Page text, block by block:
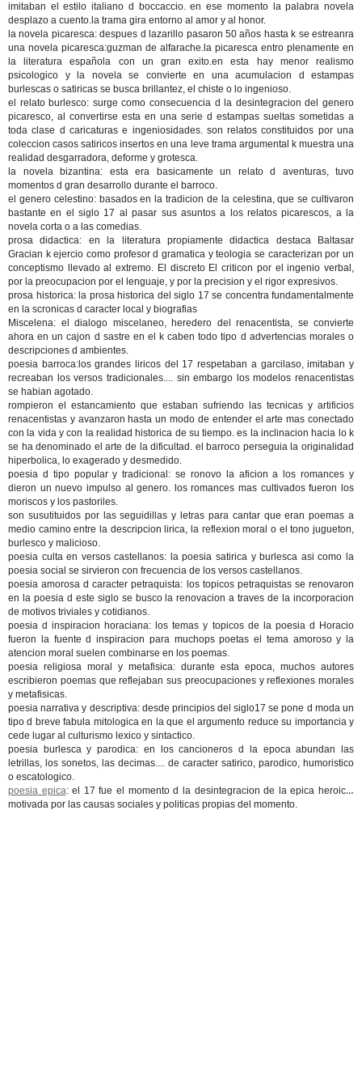
imitaban el estilo italiano d boccaccio. en ese momento la palabra novela
desplazo a cuento.la trama gira entorno al amor y al honor.
la novela picaresca: despues d lazarillo pasaron 50 años hasta k se estreanra
una novela picaresca:guzman de alfarache.la picaresca entro plenamente en
la literatura española con un gran exito.en esta hay menor realismo
psicologico y la novela se convierte en una acumulacion d estampas
burlescas o satiricas se busca brillantez, el chiste o lo ingenioso.
el relato burlesco: surge como consecuencia d la desintegracion del genero
picaresco, al convertirse esta en una serie d estampas sueltas sometidas a
toda clase d caricaturas e ingeniosidades. son relatos constituidos por una
coleccion casos satiricos insertos en una leve trama argumental k muestra una
realidad desgarradora, deforme y grotesca.
la novela bizantina: esta era basicamente un relato d aventuras, tuvo
momentos d gran desarrollo durante el barroco.
el genero celestino: basados en la tradicion de la celestina, que se cultivaron
bastante en el siglo 17 al pasar sus asuntos a los relatos picarescos, a la
novela corta o a las comedias.
prosa didactica: en la literatura propiamente didactica destaca Baltasar
Gracian k ejercio como profesor d gramatica y teologia se caracterizan por un
conceptismo llevado al extremo. El discreto El criticon por el ingenio verbal,
por la preocupacion por el lenguaje, y por la precision y el rigor expresivos.
prosa historica: la prosa historica del siglo 17 se concentra fundamentalmente
en la scronicas d caracter local y biografias
Miscelena: el dialogo miscelaneo, heredero del renacentista, se convierte
ahora en un cajon d sastre en el k caben todo tipo d advertencias morales o
descripciones d ambientes.
poesia barroca:los grandes liricos del 17 respetaban a garcilaso, imitaban y
recreaban los versos tradicionales.... sin embargo los modelos renacentistas
se habian agotado.
rompieron el estancamiento que estaban sufriendo las tecnicas y artificios
renacentistas y avanzaron hasta un modo de entender el arte mas conectado
con la vida y con la realidad historica de su tiempo. es la inclinacion hacia lo k
se ha denominado el arte de la dificultad. el barroco perseguia la originalidad
hiperbolica, lo exagerado y desmedido.
poesia d tipo popular y tradicional: se ronovo la aficion a los romances y
dieron un nuevo impulso al genero. los romances mas cultivados fueron los
moriscos y los pastoriles.
son susutituidos por las seguidillas y letras para cantar que eran poemas a
medio camino entre la descripcion lirica, la reflexion moral o el tono jugueton,
burlesco y malicioso.
poesia culta en versos castellanos: la poesia satirica y burlesca asi como la
poesia social se sirvieron con frecuencia de los versos castellanos.
poesia amorosa d caracter petraquista: los topicos petraquistas se renovaron
en la poesia d este siglo se busco la renovacion a traves de la incorporacion
de motivos triviales y cotidianos.
poesia d inspiracion horaciana: los temas y topicos de la poesia d Horacio
fueron la fuente d inspiracion para muchops poetas el tema amoroso y la
atencion moral suelen combinarse en los poemas.
poesia religiosa moral y metafisica: durante esta epoca, muchos autores
escribieron poemas que reflejaban sus preocupaciones y reflexiones morales
y metafisicas.
poesia narrativa y descriptiva: desde principios del siglo17 se pone d moda un
tipo d breve fabula mitologica en la que el argumento reduce su importancia y
cede lugar al culturismo lexico y sintactico.
poesia burlesca y parodica: en los cancioneros d la epoca abundan las
letrillas, los sonetos, las decimas.... de caracter satirico, parodico, humoristico
o escatologico.
poesia epica: el 17 fue el momento d la desintegracion de la epica heroica,
motivada por las causas sociales y politicas propias del momento.